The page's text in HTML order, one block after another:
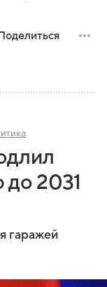
2031
гаражей